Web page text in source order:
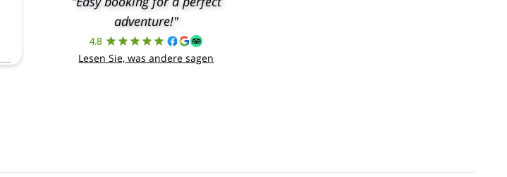
adventure!"
4.8
Lesen Sie, was andere sagen